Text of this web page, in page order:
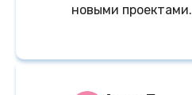
новыми проектами.